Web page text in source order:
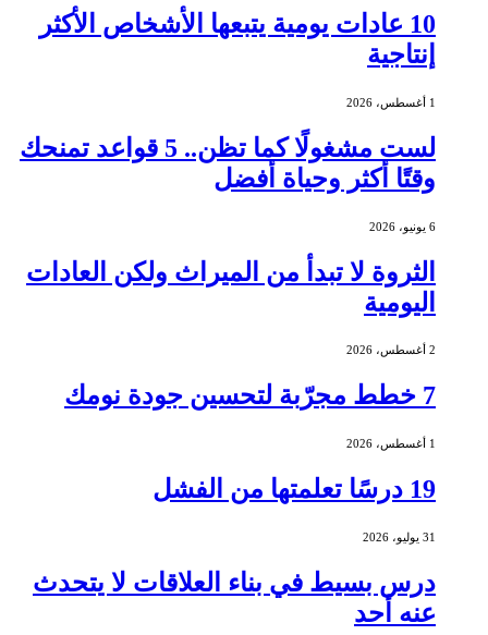
10 عادات يومية يتبعها الأشخاص الأكثر
إنتاجية
1 أغسطس، 2026
لست مشغولًا كما تظن.. 5 قواعد تمنحك
وقتًا أكثر وحياة أفضل
6 يونيو، 2026
الثروة لا تبدأ من الميراث ولكن العادات
اليومية
2 أغسطس، 2026
7 خطط مجرّبة لتحسين جودة نومك
1 أغسطس، 2026
19 درسًا تعلمتها من الفشل
31 يوليو، 2026
درس بسيط في بناء العلاقات لا يتحدث
عنه أحد